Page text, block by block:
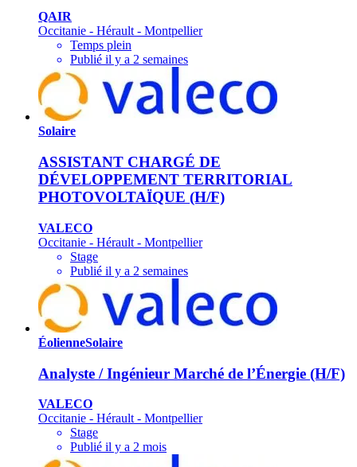
QAIR
Occitanie - Hérault - Montpellier
Temps plein
Publié il y a 2 semaines
Solaire
ASSISTANT CHARGÉ DE
DÉVELOPPEMENT TERRITORIAL
PHOTOVOLTAÏQUE (H/F)
VALECO
Occitanie - Hérault - Montpellier
Stage
Publié il y a 2 semaines
ÉolienneSolaire
Analyste / Ingénieur Marché de l’Énergie (H/F)
VALECO
Occitanie - Hérault - Montpellier
Stage
Publié il y a 2 mois